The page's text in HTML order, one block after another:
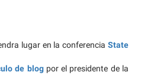
lugar en la conferenciaState
de blogpor el presidente de la